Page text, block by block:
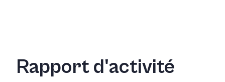
Rapport d'activité